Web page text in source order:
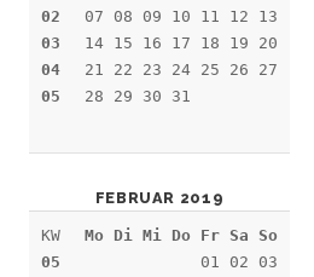
02
03
04
05
07 08 09 10 11 12 13
14 15 16 17 18 19 20
21 22 23 24 25 26 27
28 29 30 31
FEBRUAR 2019
KW
05
Mo Di Mi Do Fr Sa So
01 02 03